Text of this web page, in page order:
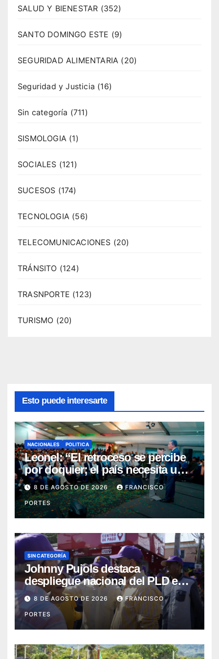
SALUD Y BIENESTAR (352)
SANTO DOMINGO ESTE (9)
SEGURIDAD ALIMENTARIA (20)
Seguridad y Justicia (16)
Sin categoría (711)
SISMOLOGIA (1)
SOCIALES (121)
SUCESOS (174)
TECNOLOGIA (56)
TELECOMUNICACIONES (20)
TRÁNSITO (124)
TRASNPORTE (123)
TURISMO (20)
Esto puede interesarte
NACIONALES POLITICA
Leonel: “El retroceso se percibe
por doquier; el país necesita un
nuevo rumbo”
8 DE AGOSTO DE 2026 FRANCISCO
PORTES
SIN CATEGORÍA
Johnny Pujols destaca
despliegue nacional del PLD en
segunda jornada de Esfuerzo
Concentrado
8 DE AGOSTO DE 2026 FRANCISCO
PORTES